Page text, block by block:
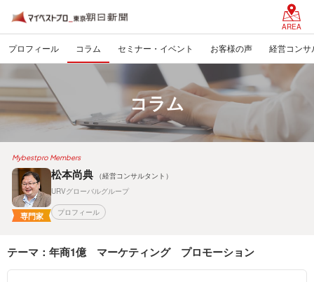
AREA
プロフィール コラム セミナー・イベント お客様の声 経営コンサ
コラム
Mybestpro Members
専門家
松本尚典
（経営コンサルタント）
URVグローバルグループ
プロフィール
テーマ：年商1億 マーケティング プロモーション